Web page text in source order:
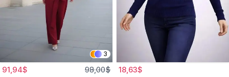
3
91,94$ 98,00$ 18,63$